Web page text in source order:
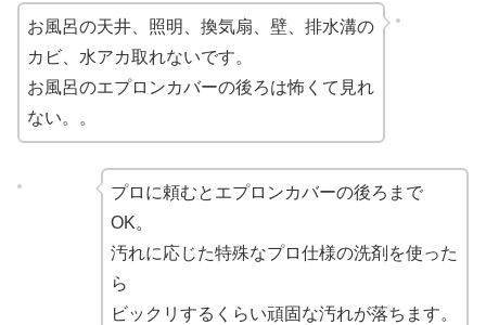
お風呂の天井、照明、換気扇、壁、排水溝の
カビ、水アカ取れないです。
お風呂のエプロンカバーの後ろは怖くて見れ
ない。。
プロに頼むとエプロンカバーの後ろまで
OK。
汚れに応じた特殊なプロ仕様の洗剤を使った
ら
ビックリするくらい頑固な汚れが落ちます。